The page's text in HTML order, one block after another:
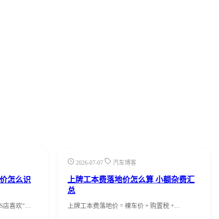
怎么识
店喜欢“…
2026-07-07 汽车博客
上牌工本费落地价怎么算 小额杂费汇
总
上牌工本费落地价 = 裸车价 + 购置税 +…